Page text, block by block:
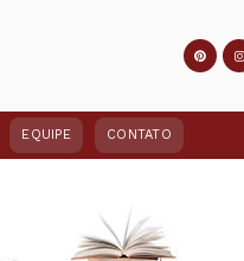
EQUIPE CONTATO